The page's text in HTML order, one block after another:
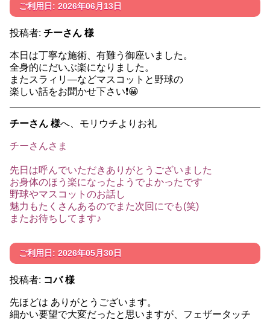
ご利用日: 2026年06月13日
投稿者: チーさん 様
本日は丁寧な施術、有難う御座いました。
全身的にだいぶ楽になりました。
またスラィリ―などマスコットと野球の
楽しい話をお聞かせ下さい❗😀
チーさん 様へ、モリウチよりお礼
チーさんさま
先日は呼んでいただきありがとうございました
お身体のほう楽になったようでよかったです
野球やマスコットのお話し
魅力もたくさんあるのでまた次回にでも(笑)
またお待ちしてます♪
ご利用日: 2026年05月30日
投稿者: コバ 様
先ほどは ありがとうございます。
細かい要望で大変だったと思いますが、フェザータッチ